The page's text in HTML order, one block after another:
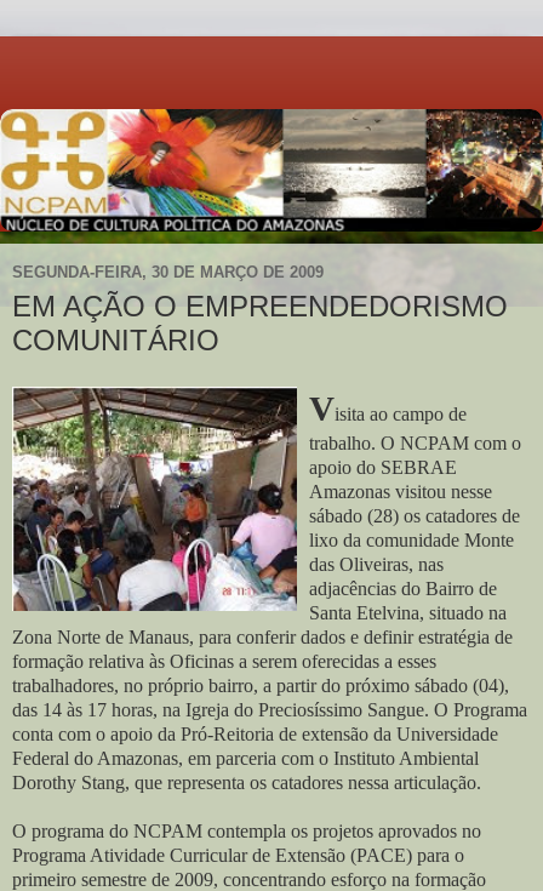
SEGUNDA-FEIRA, 30 DE MARÇO DE 2009
EM AÇÃO O EMPREENDEDORISMO
COMUNITÁRIO
Visita ao campo de
trabalho. O NCPAM com o
apoio do SEBRAE
Amazonas visitou nesse
sábado (28) os catadores de
lixo da comunidade Monte
das Oliveiras, nas
adjacências do Bairro de
Santa Etelvina, situado na
Zona Norte de Manaus, para conferir dados e definir estratégia de
formação relativa às Oficinas a serem oferecidas a esses
trabalhadores, no próprio bairro, a partir do próximo sábado (04),
das 14 às 17 horas, na Igreja do Preciosíssimo Sangue. O Programa
conta com o apoio da Pró-Reitoria de extensão da Universidade
Federal do Amazonas, em parceria com o Instituto Ambiental
Dorothy Stang, que representa os catadores nessa articulação.
O programa do NCPAM contempla os projetos aprovados no
Programa Atividade Curricular de Extensão (PACE) para o
primeiro semestre de 2009, concentrando esforço na formação